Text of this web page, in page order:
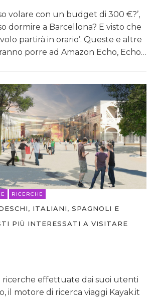
volare con un budget di 300 €?’,
dormire a Barcellona? E visto che
partirà in orario’. Queste e altre
porre ad Amazon Echo, Echo…
RICERCHE
ITALIANI, SPAGNOLI E
PIÙ INTERESSATI A VISITARE
ricerche effettuate dai suoi utenti
il motore di ricerca viaggi Kayak.it